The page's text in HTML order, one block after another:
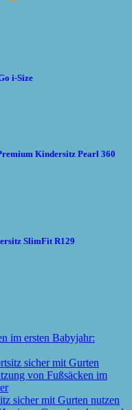
i-Size
Kindersitz Pearl 360
SlimFit R129
im ersten Babyjahr:
sicher mit Gurten nutzen